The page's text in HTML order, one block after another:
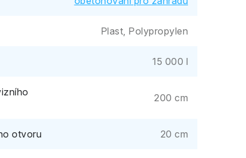
Plast, Polypropylen
15 000 l
200 cm
otvoru 20 cm